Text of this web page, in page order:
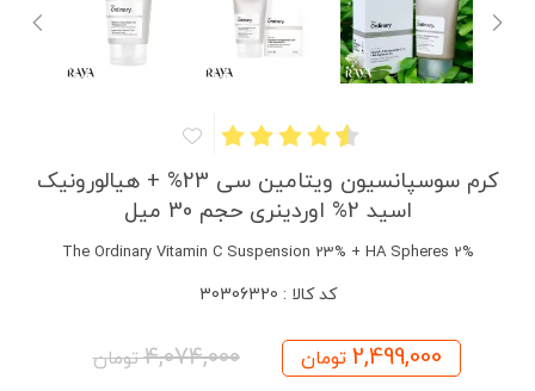
کرم سوسپانسیون ویتامین سی 23% + هیالورونیک
اسید 2% اوردینری حجم 30 میل
The Ordinary Vitamin C Suspension 23% + HA Spheres 2%
کد کالا : 30306320
2,499,000 تومان 4,074,000تومان